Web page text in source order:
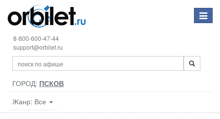
Toggle
8-800-600-47-44
support@orbilet.ru
ГОРОД: ПСКОВ
Жанр: Все